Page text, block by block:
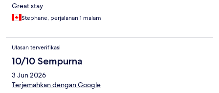
Great stay
Stephane, perjalanan 1 malam
Ulasan terverifikasi
10/10 Sempurna
3 Jun 2026
Terjemahkan dengan Google